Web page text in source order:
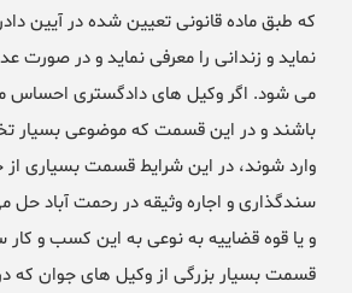
که طبق ماده قانونی تعیین شده در آیین
نماید و زندانی را معرفی نماید و در
می شود. اگر وکیل های دادگستری احساس
باشند و در این قسمت که موضوعی
وارد شوند، در این شرایط قسمت بسیاری از
سندگذاری و اجاره وثیقه در رحمت آباد حل
و یا قوه قضاییه به نوعی به این کسب و کار
قسمت بسیار بزرگی از وکیل های جوان که